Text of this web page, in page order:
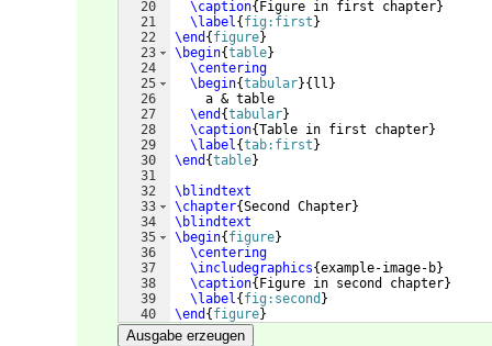
20
21
22
23
24
25
26
27
28
29
30
31
32
33
34
35
36
37
38
39
40
41
\caption{ Figure in first chapter}
\label{ fig:first }
\end { figure}
\begin{table}
\centering
\begin{tabular}{ ll }
    a & table
\end {tabular}
\caption{Table in first chapter}
\label{tab:first }
\end {table}
\blindtext
\chapter{Second Chapter}
\blindtext
\begin{ figure}
\centering
\includegraphics{example-image-b}
\caption{ Figure in second chapter}
\label{ fig:second }
\end { figure}
\begin{table
Ausgabe erzeugen